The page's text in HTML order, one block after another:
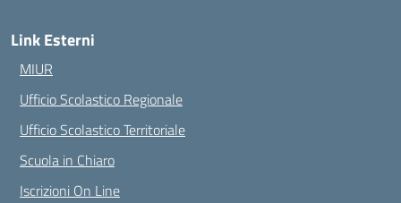
Link Esterni
MIUR
Ufficio Scolastico Regionale
Ufficio Scolastico Territoriale
Scuola in Chiaro
Iscrizioni On Line